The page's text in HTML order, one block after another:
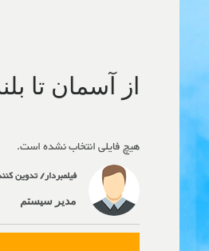
از آسمان تا
هیچ فایلی انتخاب نشده است.
فیلمبردار/ تدوین
مدیر سیستم